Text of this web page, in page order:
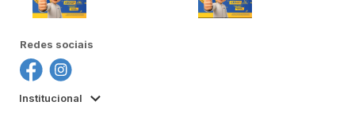
Redes sociais
Institucional